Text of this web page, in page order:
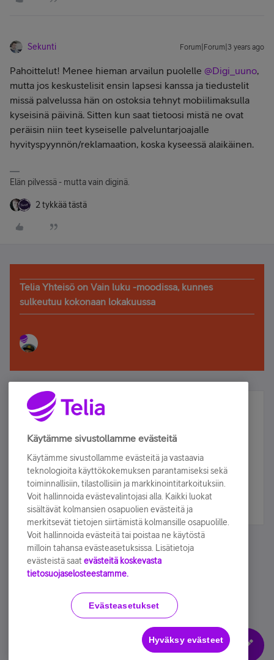
Sekunti Forum|Forum|3 years ago
Pahoittelut! Menee hieman arvailun puolelle @Digi_uuno,
mutta jos keskustelisit ensin lapsesi kanssa ja tiedustelit
missä palvelussa hän on ostoksia tehnyt mobiilimaksulla
kyseisinä päivinä. Sitten kun saat tietoosi mistä ne ovat
peräisin niin teet kyseiselle palveluntarjoajalle
hyvityspyynnön/reklamaation, koska kyseessä alaikäinen.
Elän pilvessä - mutta vain diginä.
2 tykkää tästä
Telia Yhteisö on Vain luku -moodissa, kunnes
sulkeutuu kokonaan lokakuussa
Älä jää paitsi – osallistu ja voita!
Tilaa Telian uutiskirje ja olet mukana arvonnassa.
sähköpostiisi.
Tilaa nyt
Käyttöehdot Accessibility statement
Evästeasetukset
Käytämme sivustollamme evästeitä
Käytämme sivustollamme evästeitä ja vastaavia
teknologioita käyttökokemuksen parantamiseksi sekä
toiminnallisiin, tilastollisiin ja markkinointitarkoituksiin.
Voit hallinnoida evästevalintojasi alla. Kaikki luokat
sisältävät kolmansien osapuolien evästeitä ja
merkitsevät tietojen siirtämistä kolmansille osapuolille.
Voit hallinnoida evästeitä tai poistaa ne käytöstä
milloin tahansa evästeasetuksissa. Lisätietoja
evästeistä saat evästeitä koskevasta
tietosuojaselosteestamme.
Evästeasetukset
Hyväksy evästeet